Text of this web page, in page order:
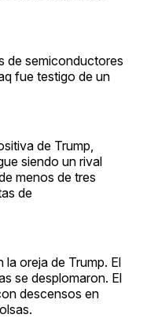
de semiconductores
fue testigo de un
de Trump,
siendo un rival
menos de tres
de
la oreja de Trump. El
se desplomaron. El
descensos en